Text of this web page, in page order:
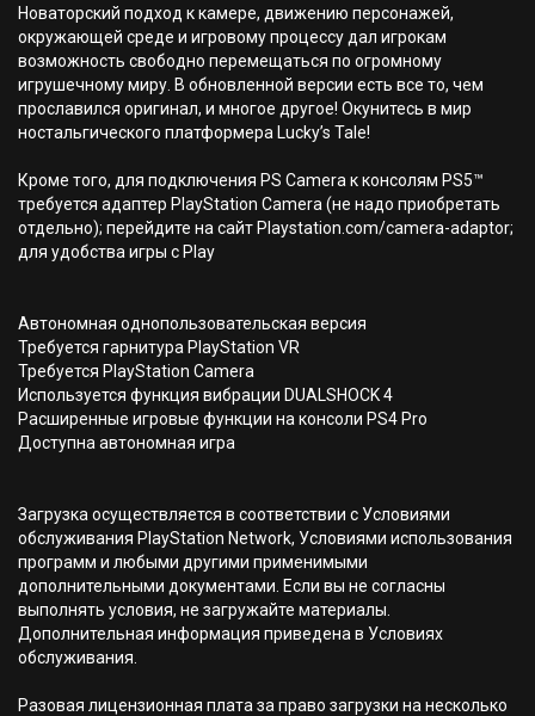
Новаторский подход к камере, движению персонажей,
окружающей среде и игровому процессу дал игрокам
возможность свободно перемещаться по огромному
игрушечному миру. В обновленной версии есть все то, чем
прославился оригинал, и многое другое! Окунитесь в мир
ностальгического платформера Lucky’s Tale!
Кроме того, для подключения PS Camera к консолям PS5™
требуется адаптер PlayStation Camera (не надо приобретать
отдельно); перейдите на сайт Playstation.com/camera-adaptor;
для удобства игры с Play
Автономная однопользовательская версия
Требуется гарнитура PlayStation VR
Требуется PlayStation Camera
Используется функция вибрации DUALSHOCK 4
Расширенные игровые функции на консоли PS4 Pro
Доступна автономная игра
Загрузка осуществляется в соответствии с Условиями
обслуживания PlayStation Network, Условиями использования
программ и любыми другими применимыми
дополнительными документами. Если вы не согласны
выполнять условия, не загружайте материалы.
Дополнительная информация приведена в Условиях
обслуживания.
Разовая лицензионная плата за право загрузки на несколько